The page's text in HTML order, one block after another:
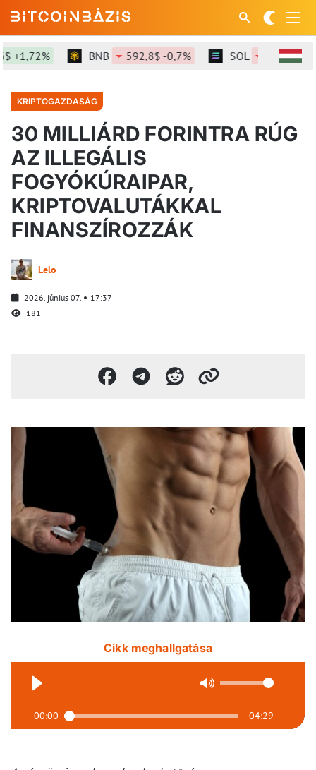
BNB 592,8$ -0,7% SOL 73,29$ -
KRIPTOGAZDASÁG
30 MILLIÁRD FORINTRA RÚG
AZ ILLEGÁLIS
FOGYÓKÚRAIPAR,
KRIPTOVALUTÁKKAL
FINANSZÍROZZÁK
Lelo
2026. június 07.
17:37
181
Cikk meghallgatása
00:00 04:29